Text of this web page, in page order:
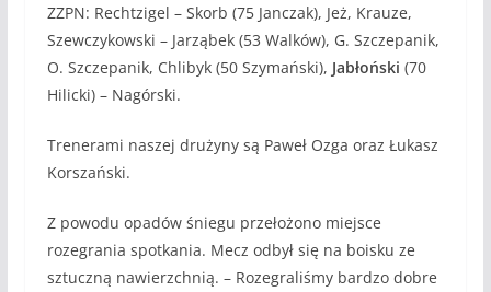
ZZPN: Rechtzigel – Skorb (75 Janczak), Jeż, Krauze,
Szewczykowski – Jarząbek (53 Walków), G. Szczepanik,
O. Szczepanik, Chlibyk (50 Szymański), Jabłoński (70
Hilicki) – Nagórski.
Trenerami naszej drużyny są Paweł Ozga oraz Łukasz
Korszański.
Z powodu opadów śniegu przełożono miejsce
rozegrania spotkania. Mecz odbył się na boisku ze
sztuczną nawierzchnią. – Rozegraliśmy bardzo dobre